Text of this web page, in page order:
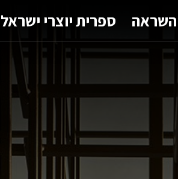
השראה ספרית יוצרי ישראל